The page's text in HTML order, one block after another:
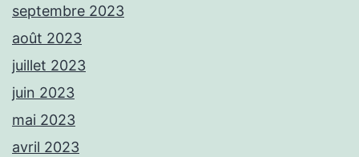
septembre 2023
août 2023
juillet 2023
juin 2023
mai 2023
avril 2023